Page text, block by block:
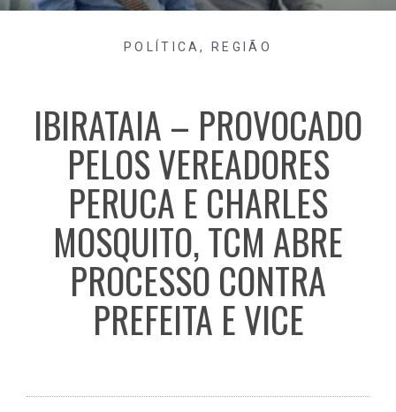
POLÍTICA, REGIÃO
IBIRATAIA – PROVOCADO
PELOS VEREADORES
PERUCA E CHARLES
MOSQUITO, TCM ABRE
PROCESSO CONTRA
PREFEITA E VICE